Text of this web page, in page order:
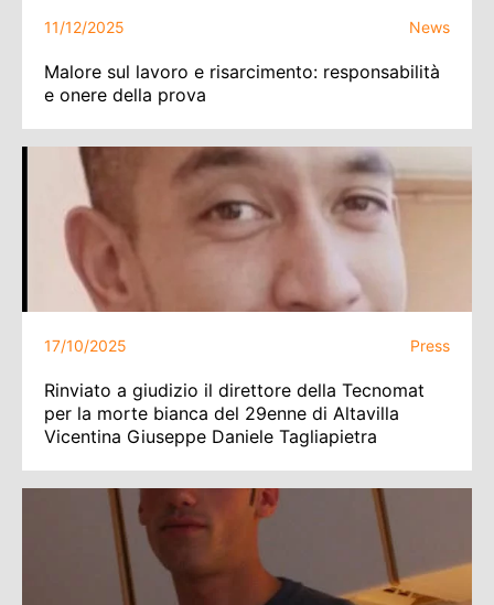
11/12/2025 News
Malore sul lavoro e risarcimento: responsabilità
e onere della prova
17/10/2025 Press
Rinviato a giudizio il direttore della Tecnomat
per la morte bianca del 29enne di Altavilla
Vicentina Giuseppe Daniele Tagliapietra